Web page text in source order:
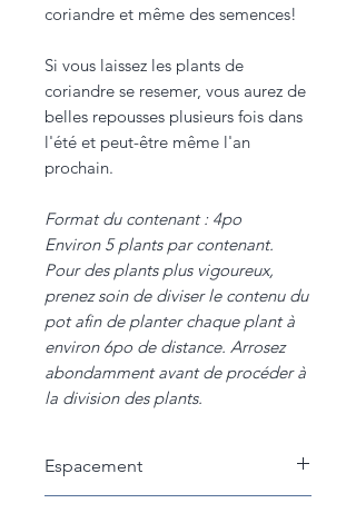
coriandre et même des semences!
Si vous laissez les plants de
coriandre se resemer, vous aurez de
belles repousses plusieurs fois dans
l'été et peut-être même l'an
prochain.
Format du contenant : 4po
Environ 5 plants par contenant.
Pour des plants plus vigoureux,
prenez soin de diviser le contenu du
pot afin de planter chaque plant à
environ 6po de distance. Arrosez
abondamment avant de procéder à
la division des plants.
Espacement